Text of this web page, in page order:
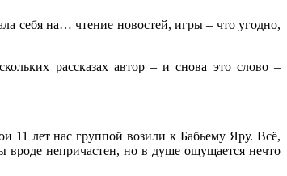
себя на… чтение новостей, игры – что угодно,
рассказах автор – и снова это слово –
11 лет нас группой возили к Бабьему Яру. Всё,
вроде непричастен, но в душе ощущается нечто